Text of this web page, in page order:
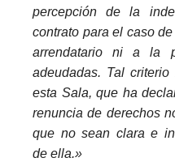
percepción de la
contrato para el caso
arrendatario ni a la
adeudadas. Tal
esta Sala, que ha
renuncia de derechos
que no sean clara e
de ella.»